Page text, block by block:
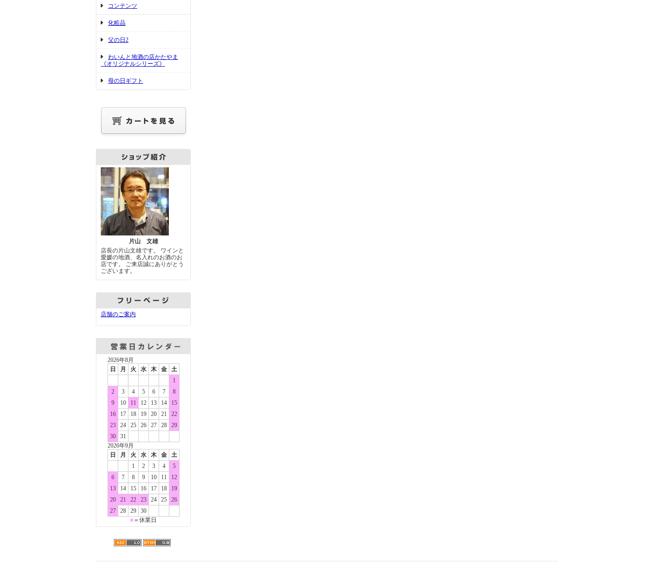
コンテンツ
化粧品
父の日2
わいんと地酒の店かたやま
《オリジナルシリーズ》
母の日ギフト
片山 文雄
店長の片山文雄です。 ワインと
愛媛の地酒、名入れのお酒のお
店です。 ご来店誠にありがとう
ございます。
店舗のご案内
2026年8月
日
月 火 水 木 金
土
1
2
3 4 5 6 7
8
9
10 11 12 13 14
15
16
17 18 19 20 21
22
23
24 25 26 27 28
29
30
31
2026年9月
日
月 火 水 木 金
土
1
2 3 4
5
6
7 8 9 10 11
12
13
14 15 16 17 18
19
20
21 22 23 24 25
26
27
28 29
30
■ ＝休業日